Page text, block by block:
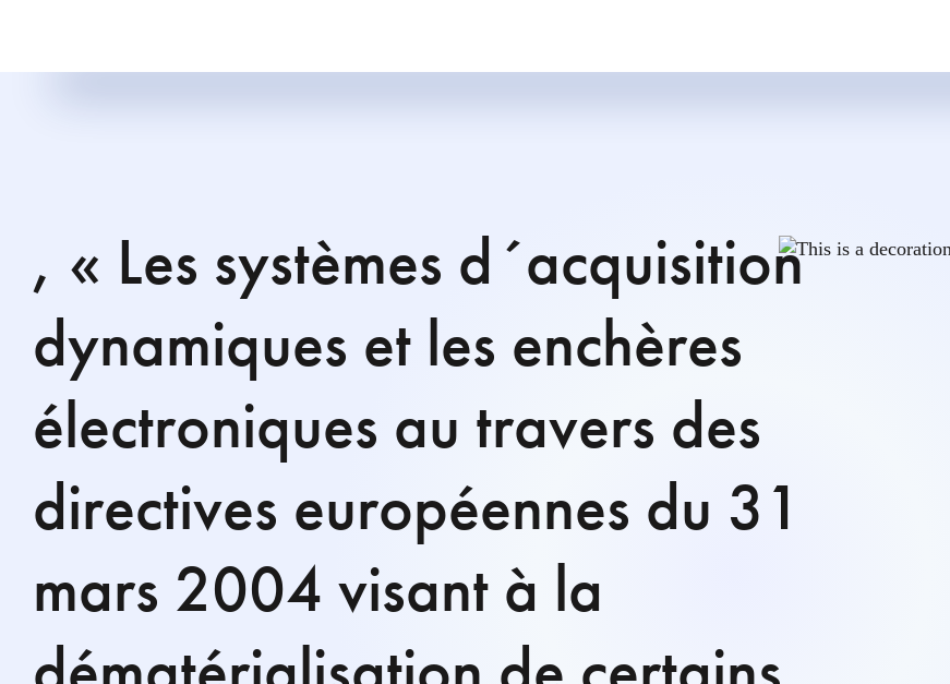
, « Les systèmes d´acquisition
dynamiques et les enchères
électroniques au travers des
directives européennes du 31
mars 2004 visant à la